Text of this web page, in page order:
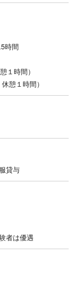
時間
１時間）
憩１時間）
貸与
者は優遇